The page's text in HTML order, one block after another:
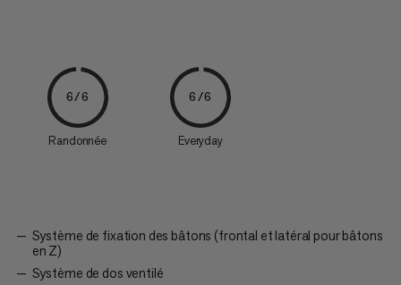
6/6
Randonnée
6/6
Everyday
Système de fixation des bâtons (frontal et latéral pour bâtons
en Z)
Système de dos ventilé